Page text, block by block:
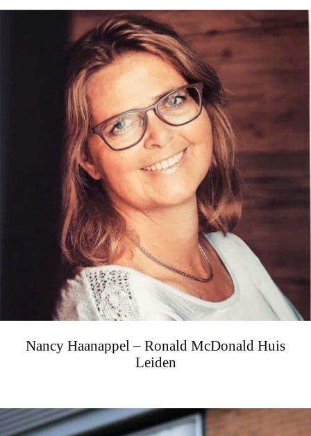
Nancy Haanappel – Ronald McDonald Huis
Leiden